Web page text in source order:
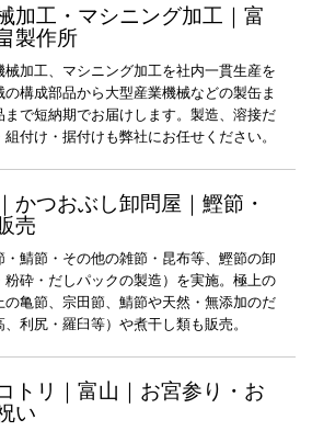
加工・マシニング加工｜富
製作所
加工、マシニング加工を社内一貫生産を
構成部品から大型産業機械などの製缶ま
で短納期でお届けします。製造、溶接だ
付け・据付けも弊社にお任せください。
かつおぶし卸問屋｜鰹節・
売
鯖節・その他の雑節・昆布等、鰹節の卸
砕・だしパックの製造）を実施。極上の
亀節、宗田節、鯖節や天然・無添加のだ
利尻・羅臼等）や煮干し類も販売。
トリ｜富山｜お宮参り・お
い